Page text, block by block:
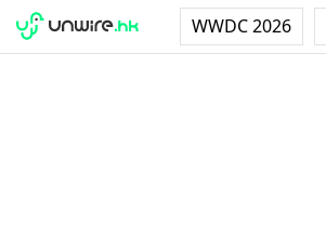
WWDC 2026